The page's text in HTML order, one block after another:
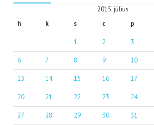
2015. július
h
k s c p
1 2 3
6 7 8 9 10
13 14 15 16 17
20 21 22 23 24
27 28 29 30 31